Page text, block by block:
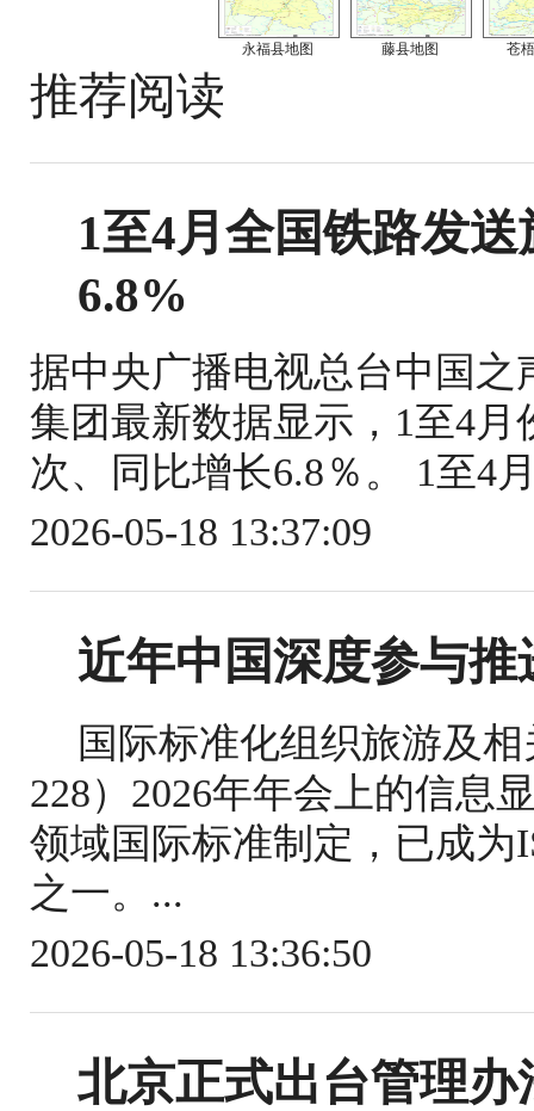
永福县地图 藤县地图 苍
推荐阅读
1至4月全国铁路发
6.8%
据中央广播电视总台中国
集团最新数据显示，1至4月
次、同比增长6.8％。 1至4
2026-05-18 13:37:09
近年中国深度参与
国际标准化组织旅游及
228）2026年年会上的信息
领域国际标准制定，已成为
之一。...
2026-05-18 13:36:50
北京正式出台管理